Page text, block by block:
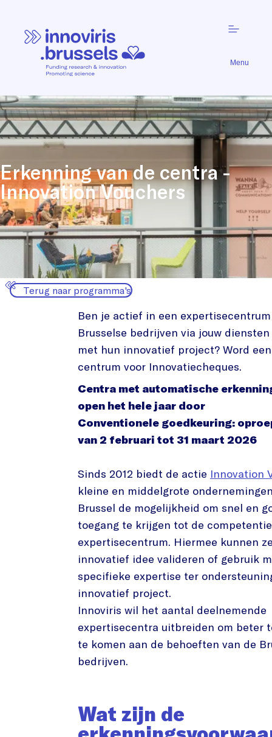
Menu
Erkenning van de centra -
Innovation Vouchers
Terug naar programma's
Ben je actief in een
Brusselse bedrijven via jouw
met hun innovatief project? Word
centrum voor Innovatiecheques.
Centra met automatische
open het hele jaar door
Conventionele goedkeuring:
van 2 februari tot 31 maart 2026
Sinds 2012 biedt de actie Innovation
kleine en middelgrote
Brussel de mogelijkheid om snel en
toegang te krijgen tot de
expertisecentrum. Hiermee kunnen
innovatief idee valideren of gebruik
specifieke expertise ter
innovatief project.
Innoviris wil het aantal deelnemende
expertisecentra uitbreiden om beter
te komen aan de behoeften van de
bedrijven.
Wat zijn de